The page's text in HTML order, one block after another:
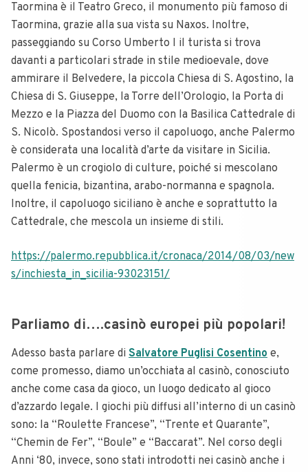
Taormina è il Teatro Greco, il monumento più famoso di
Taormina, grazie alla sua vista su Naxos. Inoltre,
passeggiando su Corso Umberto I il turista si trova
davanti a particolari strade in stile medioevale, dove
ammirare il Belvedere, la piccola Chiesa di S. Agostino, la
Chiesa di S. Giuseppe, la Torre dell’Orologio, la Porta di
Mezzo e la Piazza del Duomo con la Basilica Cattedrale di
S. Nicolò. Spostandosi verso il capoluogo, anche Palermo
è considerata una località d’arte da visitare in Sicilia.
Palermo è un crogiolo di culture, poiché si mescolano
quella fenicia, bizantina, arabo-normanna e spagnola.
Inoltre, il capoluogo siciliano è anche e soprattutto la
Cattedrale, che mescola un insieme di stili.
https://palermo.repubblica.it/cronaca/2014/08/03/new
s/inchiesta_in_sicilia-93023151/
Parliamo di….casinò europei più popolari!
Adesso basta parlare di Salvatore Puglisi Cosentino e,
come promesso, diamo un’occhiata al casinò, conosciuto
anche come casa da gioco, un luogo dedicato al gioco
d’azzardo legale. I giochi più diffusi all’interno di un casinò
sono: la “Roulette Francese”, “Trente et Quarante”,
“Chemin de Fer”, “Boule” e “Baccarat”. Nel corso degli
Anni ‘80, invece, sono stati introdotti nei casinò anche i